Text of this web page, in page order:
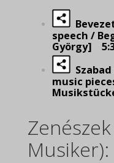
speech /
György]
music
Musiker):